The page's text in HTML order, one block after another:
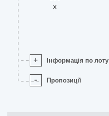
x
+ Інформація по лоту
- Пропозиції